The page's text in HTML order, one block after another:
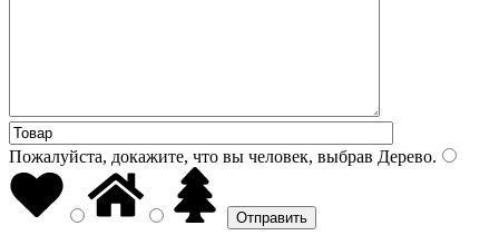
Пожалуйста, докажите, что вы человек, выбрав Дерево.